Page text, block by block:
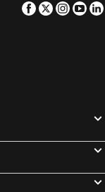
Facebook
Twitter